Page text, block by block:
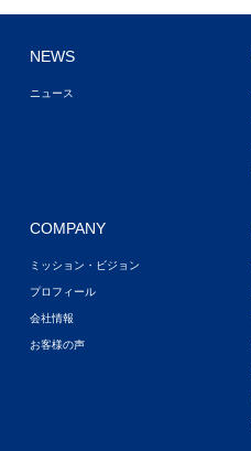
NEWS
ニュース
COMPANY
ミッション・ビジョン
プロフィール
会社情報
お客様の声